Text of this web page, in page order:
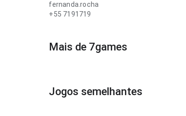
fernanda.rocha
+55 7191719
Mais de 7games
Jogos semelhantes